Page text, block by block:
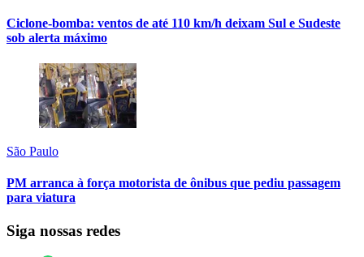
Ciclone-bomba: ventos de até 110 km/h deixam Sul e Sudeste
sob alerta máximo
São Paulo
PM arranca à força motorista de ônibus que pediu passagem
para viatura
Siga nossas redes